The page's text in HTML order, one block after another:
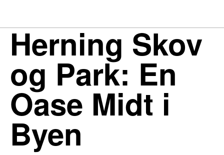
Herning Skov
og Park: En
Oase Midt i
Byen